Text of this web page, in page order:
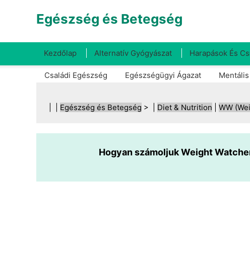
Egészség és Betegség
Kezdőlap Alternatív Gyógyászat Harapások És
Családi Egészség Egészségügyi Ágazat
Egészség és Betegség > | Diet & Nutrition WW
Hogyan számoljuk Weight